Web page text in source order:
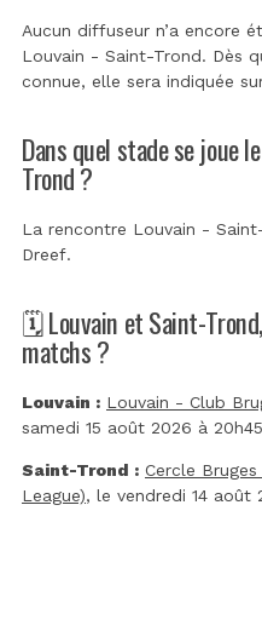
Aucun diffuseur n’a encore
Louvain - Saint-Trond. Dès
connue, elle sera indiquée
Dans quel stade se joue
Trond ?
La rencontre Louvain -
Dreef.
🗓️ Louvain et Saint-
matchs ?
Louvain : Louvain - Club
samedi 15 août 2026 à
Saint-Trond : Cercle
League), le vendredi 14 août